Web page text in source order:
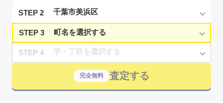
STEP 2
STEP 3
STEP 4
完全無料 査定する